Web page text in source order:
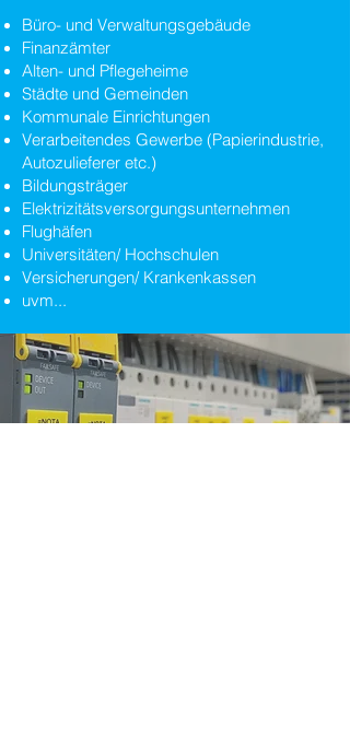
Büro- und Verwaltungsgebäude
Finanzämter
Alten- und Pflegeheime
Städte und Gemeinden
Kommunale Einrichtungen
Verarbeitendes Gewerbe (Papierindustrie,
Autozulieferer etc.)
Bildungsträger
Elektrizitätsversorgungsunternehmen
Flughäfen
Universitäten/ Hochschulen
Versicherungen/ Krankenkassen
uvm...